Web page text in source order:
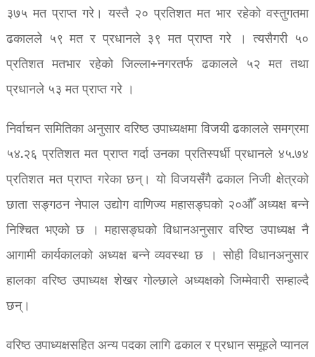
३७५ मत प्राप्त गरे। यस्तै २० प्रतिशत मत भार रहेको वस्तुगतमा
ढकालले ५९ मत र प्रधानले ३९ मत प्राप्त गरे । त्यसैगरी ५०
प्रतिशत मतभार रहेको जिल्ला÷नगरतर्फ ढकालले ५२ मत तथा
प्रधानले ५३ मत प्राप्त गरे ।
निर्वाचन समितिका अनुसार वरिष्ठ उपाध्यक्षमा विजयी ढकालले समग्रमा
५४.२६ प्रतिशत मत प्राप्त गर्दा उनका प्रतिस्पर्धी प्रधानले ४५.७४
प्रतिशत मत प्राप्त गरेका छन्। यो विजयसँगै ढकाल निजी क्षेत्रको
छाता सङ्गठन नेपाल उद्योग वाणिज्य महासङ्घको २०औँ अध्यक्ष बन्ने
निश्चित भएको छ । महासङ्घको विधानअनुसार वरिष्ठ उपाध्यक्ष नै
आगामी कार्यकालको अध्यक्ष बन्ने व्यवस्था छ । सोही विधानअनुसार
हालका वरिष्ठ उपाध्यक्ष शेखर गोल्छाले अध्यक्षको जिम्मेवारी सम्हाल्दै
छन्।
वरिष्ठ उपाध्यक्षसहित अन्य पदका लागि ढकाल र प्रधान समूहले प्यानल